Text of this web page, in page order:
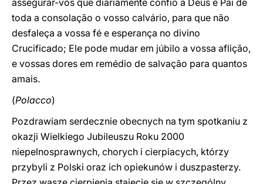
assegurar-vos que diariamente confio a Deus e Pai de
toda a consolação o vosso calvário, para que não
desfaleça a vossa fé e esperança no divino
Crucificado; Ele pode mudar em júbilo a vossa aflição,
e vossas dores em remédio de salvação para quantos
amais.
(Polacco)
Pozdrawiam serdecznie obecnych na tym spotkaniu z
okazji Wielkiego Jubileuszu Roku 2000
niepelnosprawnych, chorych i cierpiacych, którzy
przybyli z Polski oraz ich opiekunów i duszpasterzy.